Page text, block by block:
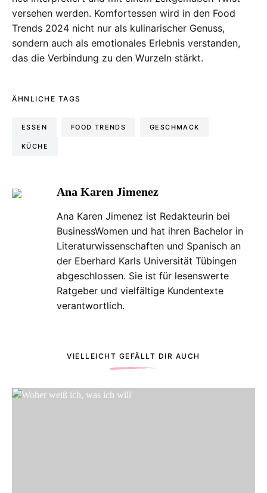
versehen werden. Komfortessen wird in den Food
Trends 2024 nicht nur als kulinarischer Genuss,
sondern auch als emotionales Erlebnis verstanden,
das die Verbindung zu den Wurzeln stärkt.
ÄHNLICHE TAGS
ESSEN FOOD TRENDS GESCHMACK
KÜCHE
Ana Karen Jimenez
Ana Karen Jimenez ist Redakteurin bei
BusinessWomen und hat ihren Bachelor in
Literaturwissenschaften und Spanisch an
der Eberhard Karls Universität Tübingen
abgeschlossen. Sie ist für lesenswerte
Ratgeber und vielfältige Kundentexte
verantwortlich.
VIELLEICHT GEFÄLLT DIR AUCH